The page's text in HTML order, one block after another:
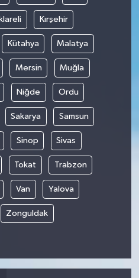
Kırşehir
Kütahya Malatya
Mersin Muğla
Niğde Ordu
Sakarya Samsun
Sinop Sivas
Tokat Trabzon
Van Yalova
Zonguldak